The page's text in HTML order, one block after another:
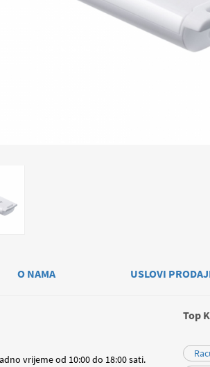
O NAMA USLOVI
vrijeme od 10:00 do 18:00 sati.
Top